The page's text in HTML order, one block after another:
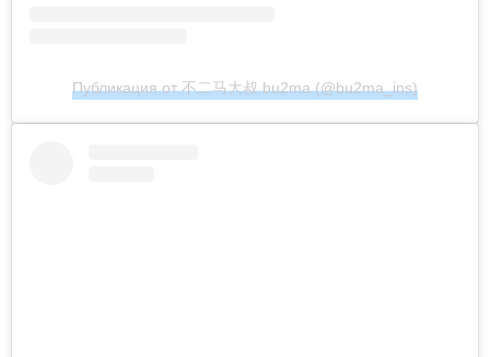
Публикация от 不二马大叔 bu2ma (@bu2ma_ins)